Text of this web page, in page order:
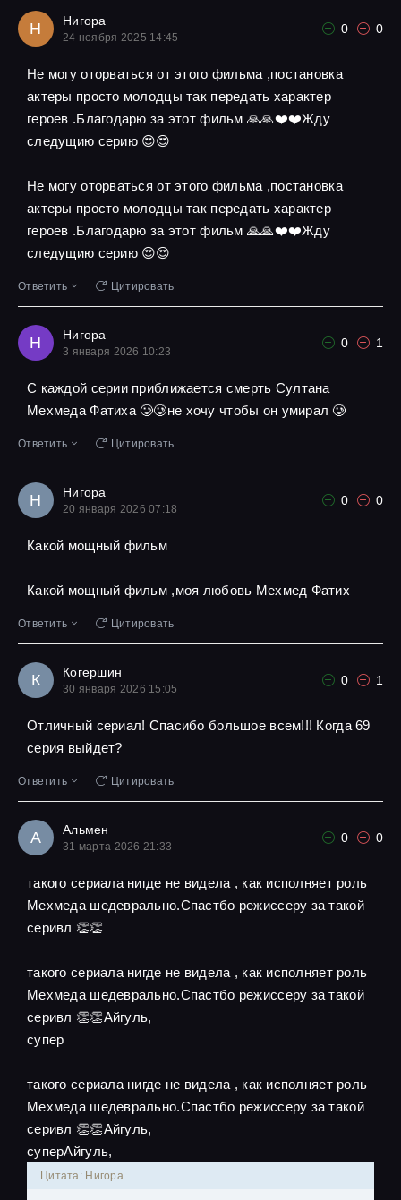
Н Нигора
24 ноября 2025 14:45
0 0
Не могу оторваться от этого фильма ,постановка
актеры просто молодцы так передать характер
героев .Благодарю за этот фильм 🙏🙏❤️❤️Жду
следущию серию 😍😍
Не могу оторваться от этого фильма ,постановка
актеры просто молодцы так передать характер
героев .Благодарю за этот фильм 🙏🙏❤️❤️Жду
следущию серию 😍😍
Ответить Цитировать
Н Нигора
3 января 2026 10:23
0 1
С каждой серии приближается смерть Султана
Мехмеда Фатиха 🥲🥲не хочу чтобы он умирал 🥲
Ответить Цитировать
Н Нигора
20 января 2026 07:18
0 0
Какой мощный фильм
Какой мощный фильм ,моя любовь Мехмед Фатих
Ответить Цитировать
К Когершин
30 января 2026 15:05
0 1
Отличный сериал! Спасибо большое всем!!! Когда 69
серия выйдет?
Ответить Цитировать
А Альмен
31 марта 2026 21:33
0 0
такого сериала нигде не видела , как исполняет роль
Мехмеда шедеврально.Спастбо режиссеру за такой
серивл 👏👏
такого сериала нигде не видела , как исполняет роль
Мехмеда шедеврально.Спастбо режиссеру за такой
серивл 👏👏Айгуль,
супер
такого сериала нигде не видела , как исполняет роль
Мехмеда шедеврально.Спастбо режиссеру за такой
серивл 👏👏Айгуль,
суперАйгуль,
Цитата: Нигора